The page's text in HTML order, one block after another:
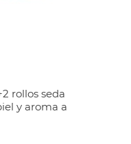
rollos seda
y aroma a